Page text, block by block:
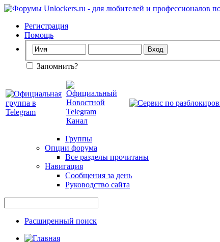
Регистрация
Помощь
Запомнить?
Группы
Опции форума
Все разделы прочитаны
Навигация
Сообщения за день
Руководство сайта
Расширенный поиск